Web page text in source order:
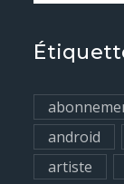
r
h
f
o
android
artiste